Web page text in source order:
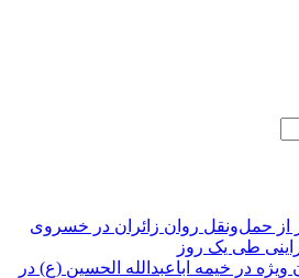
از حمل‌ونقل روان زائران در خسروی
در خیمه اباعبدالله الحسین (ع) در